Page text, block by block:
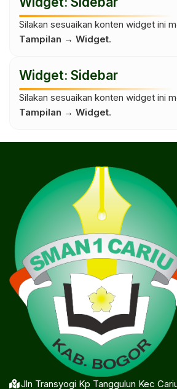
Silakan sesuaikan konten widget ini
Tampilan → Widget.
Widget: Sidebar
Silakan sesuaikan konten widget ini
Tampilan → Widget.
Jln Transyogi Kp Tanggulun Kec